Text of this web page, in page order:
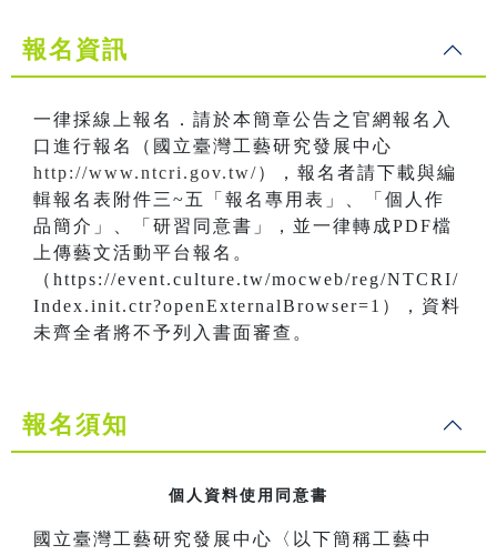
報名資訊
一律採線上報名．請於本簡章公告之官網報名入
口進行報名（國立臺灣工藝研究發展中心
http://www.ntcri.gov.tw/），報名者請下載與編
輯報名表附件三~五「報名專用表」、「個人作
品簡介」、「研習同意書」，並一律轉成PDF檔
上傳藝文活動平台報名。
（https://event.culture.tw/mocweb/reg/NTCRI/
Index.init.ctr?openExternalBrowser=1），資料
未齊全者將不予列入書面審查。
報名須知
個人資料使用同意書
國立臺灣工藝研究發展中心〈以下簡稱工藝中